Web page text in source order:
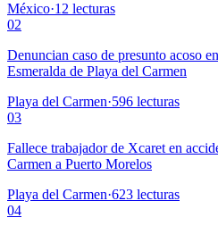
México·12 lecturas
02
Denuncian caso de presunto acoso
Esmeralda de Playa del Carmen
Playa del Carmen·596 lecturas
03
Fallece trabajador de Xcaret en
Carmen a Puerto Morelos
Playa del Carmen·623 lecturas
04